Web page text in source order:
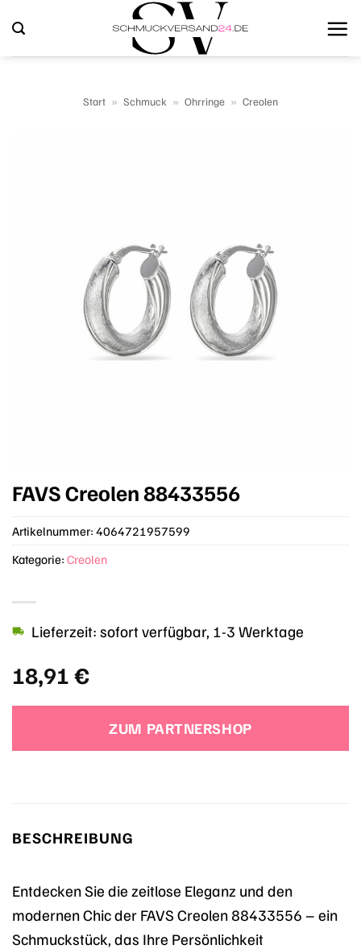
Inhalt
springen
Start » Schmuck » Ohrringe » Creolen
FAVS Creolen 88433556
18,91€
Lieferzeit: sofort verfügbar, 1-3 Werktage
ZUM PARTNERSHOP
Artikelnummer: 4064721957599
Kategorie: Creolen
BESCHREIBUNG
Entdecken Sie die zeitlose Eleganz und den
modernen Chic der FAVS Creolen 88433556 – ein
Schmuckstück, das Ihre Persönlichkeit